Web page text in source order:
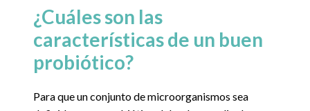
¿Cuáles son las
características de un buen
probiótico?
Para que un conjunto de microorganismos sea